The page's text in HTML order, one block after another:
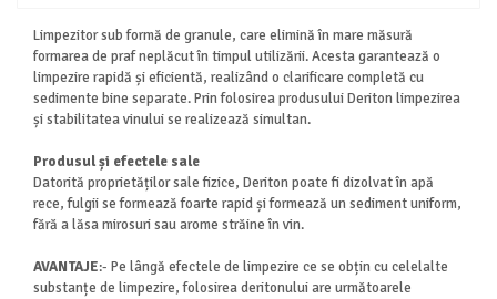
Limpezitor sub formă de granule, care elimină în mare măsură
formarea de praf neplăcut în timpul utilizării. Acesta garantează o
limpezire rapidă și eficientă, realizând o clarificare completă cu
sedimente bine separate. Prin folosirea produsului Deriton limpezirea
și stabilitatea vinului se realizează simultan.
Produsul și efectele sale
Datorită proprietăților sale fizice, Deriton poate fi dizolvat în apă
rece, fulgii se formează foarte rapid și formează un sediment uniform,
fără a lăsa mirosuri sau arome străine în vin.
AVANTAJE:- Pe lângă efectele de limpezire ce se obțin cu celelalte
substanțe de limpezire, folosirea deritonului are următoarele